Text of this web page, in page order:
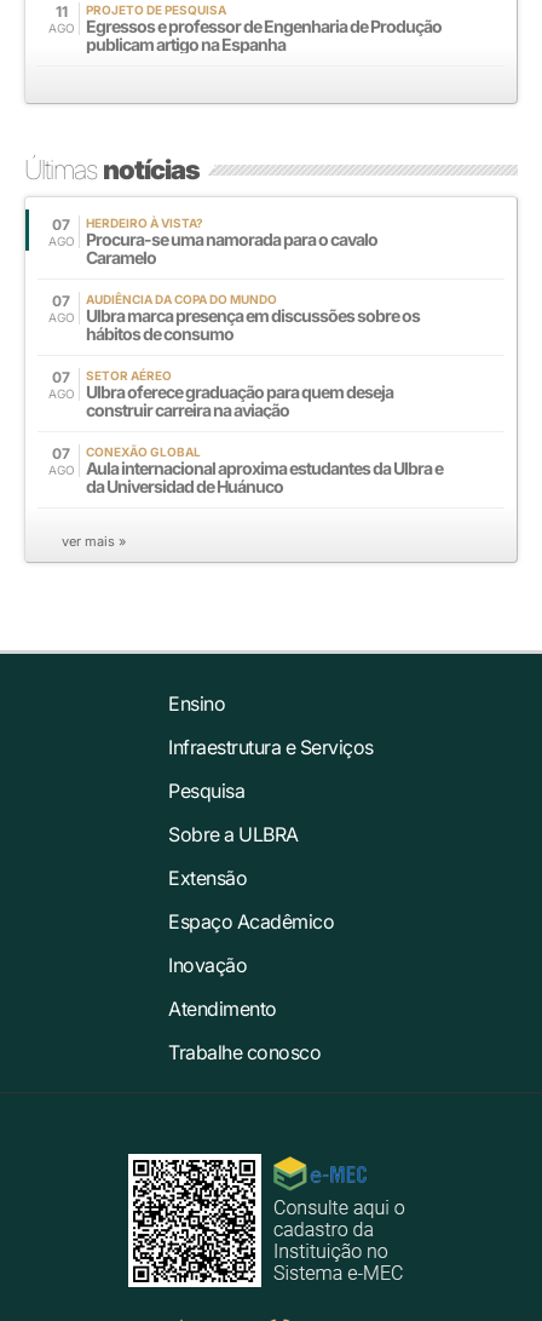
11
AGO
PROJETO DE PESQUISA
Egressos e professor de Engenharia de Produção
publicam artigo na Espanha
Últimasnotícias
07
AGO
HERDEIRO À VISTA?
Procura-se uma namorada para o cavalo
Caramelo
07
AGO
AUDIÊNCIA DA COPA DO MUNDO
Ulbra marca presença em discussões sobre os
hábitos de consumo
07
AGO
SETOR AÉREO
Ulbra oferece graduação para quem deseja
construir carreira na aviação
07
AGO
CONEXÃO GLOBAL
Aula internacional aproxima estudantes da Ulbra e
da Universidad de Huánuco
ver mais »
Ensino
Infraestrutura e Serviços
Pesquisa
Sobre a ULBRA
Extensão
Espaço Acadêmico
Inovação
Atendimento
Trabalhe conosco